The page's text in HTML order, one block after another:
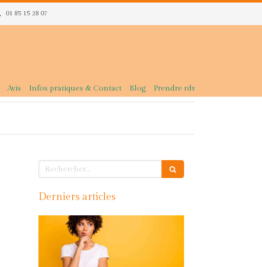
01 85 15 28 07
Avis Infos pratiques & Contact Blog Prendre rdv
Rechercher
Derniers articles